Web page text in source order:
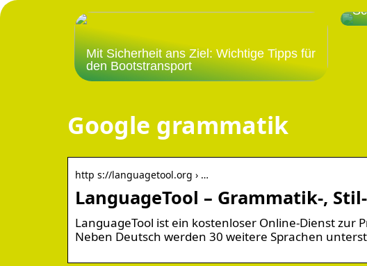
Mit Sicherheit ans Ziel: Wichtige Tipps für
den Bootstransport
Google grammatik
http s://languagetool.org › …
LanguageTool – Grammatik-,
LanguageTool ist ein kostenloser Online-Dienst
Neben Deutsch werden 30 weitere Sprachen